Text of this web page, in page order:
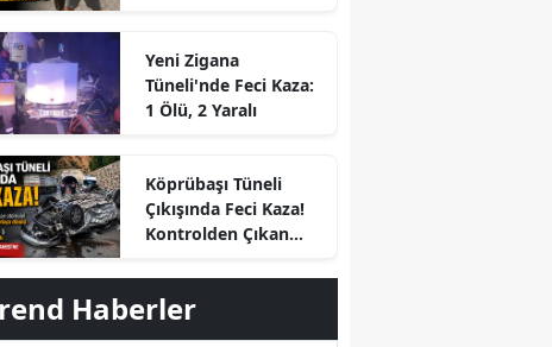
Yeni Zigana
Tüneli'nde Feci Kaza:
1 Ölü, 2 Yaralı
Köprübaşı Tüneli
Çıkışında Feci Kaza!
Kontrolden Çıkan
Takla Attı
Haberler